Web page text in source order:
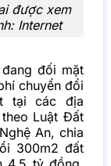
được xem
Internet
đối mặt
chuyển đổi
tại các địa
Luật Đất
An, chia
300m2 đất